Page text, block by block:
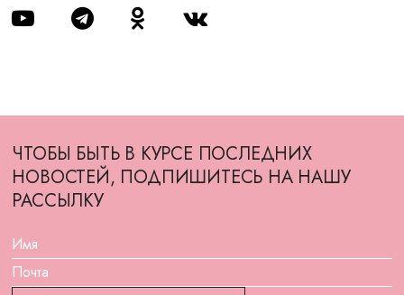
ЧТОБЫ БЫТЬ В КУРСЕ ПОСЛЕДНИХ
НОВОСТЕЙ, ПОДПИШИТЕСЬ НА НАШУ
РАССЫЛКУ